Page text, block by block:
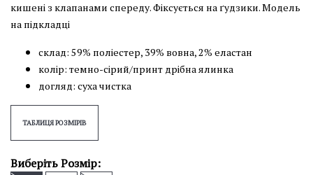
кишені з клапанами спереду. Фіксується на ґудзики. Модель
на підкладці
склад: 59% поліестер, 39% вовна, 2% еластан
колір: темно-сірий/принт дрібна ялинка
догляд: суха чистка
ТАБЛИЦЯ РОЗМІРІВ
Виберіть Розмір: